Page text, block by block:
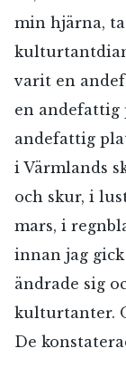
min hjärna,
varit en
en andefattig
andefattig
i Värmlands
och skur, i
mars, i
innan jag
ändrade sig
kulturtanter.
De